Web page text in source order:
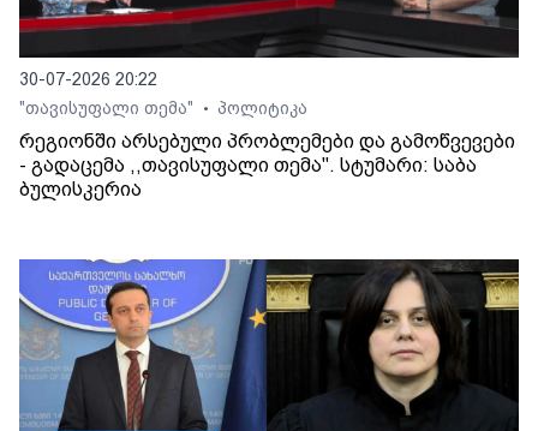
30-07-2026 20:22
"თავისუფალი თემა"
• პოლიტიკა
რეგიონში არსებული პრობლემები და გამოწვევები
- გადაცემა ,,თავისუფალი თემა". სტუმარი: საბა
ბულისკერია